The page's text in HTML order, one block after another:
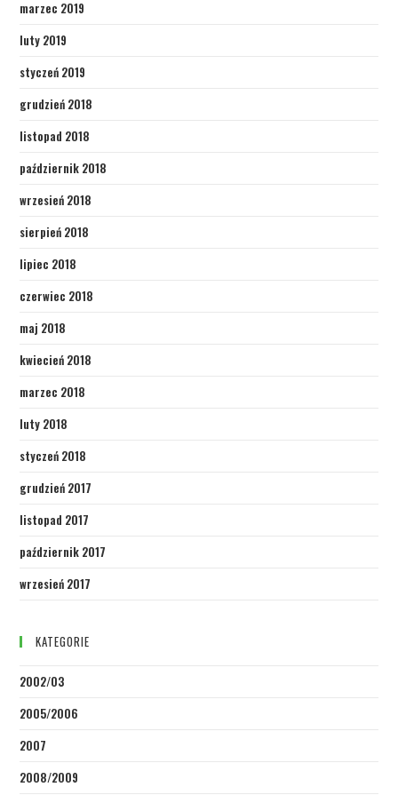
marzec 2019
luty 2019
styczeń 2019
grudzień 2018
listopad 2018
październik 2018
wrzesień 2018
sierpień 2018
lipiec 2018
czerwiec 2018
maj 2018
kwiecień 2018
marzec 2018
luty 2018
styczeń 2018
grudzień 2017
listopad 2017
październik 2017
wrzesień 2017
KATEGORIE
2002/03
2005/2006
2007
2008/2009